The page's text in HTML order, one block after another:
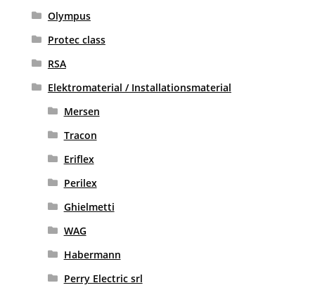
Olympus
Protec class
RSA
Elektromaterial / Installationsmaterial
Mersen
Tracon
Eriflex
Perilex
Ghielmetti
WAG
Habermann
Perry Electric srl